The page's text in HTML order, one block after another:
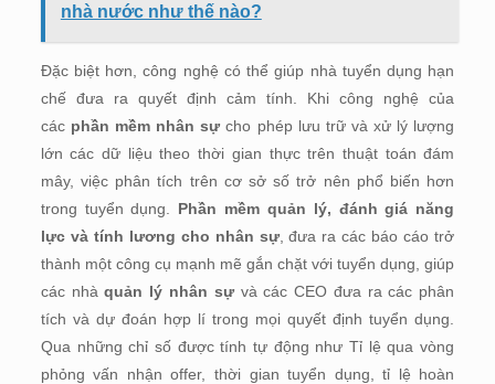
nhà nước như thế nào?
Đặc biệt hơn, công nghệ có thể giúp nhà tuyển dụng hạn
chế đưa ra quyết định cảm tính. Khi công nghệ của
các phần mềm nhân sự cho phép lưu trữ và xử lý lượng
lớn các dữ liệu theo thời gian thực trên thuật toán đám
mây, việc phân tích trên cơ sở số trở nên phổ biến hơn
trong tuyển dụng. Phần mềm quản lý, đánh giá năng
lực và tính lương cho nhân sự, đưa ra các báo cáo trở
thành một công cụ mạnh mẽ gắn chặt với tuyển dụng, giúp
các nhàquản lý nhân sựvà các CEO đưa ra các phân
tích và dự đoán hợp lí trong mọi quyết định tuyển dụng.
Qua những chỉ số được tính tự động như Tỉ lệ qua vòng
phỏng vấn nhận offer, thời gian tuyển dụng, tỉ lệ hoàn